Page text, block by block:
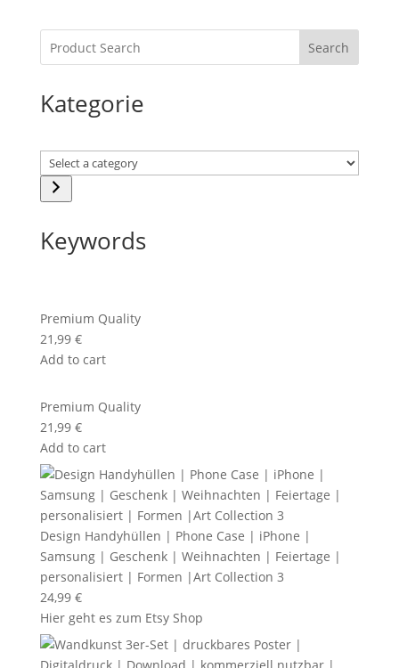
Search
Kategorie
Select
a
category
Keywords
Premium Quality
21,99 €
Add to cart
Premium Quality
21,99 €
Add to cart
Design Handyhüllen | Phone Case | iPhone |
Samsung | Geschenk | Weihnachten | Feiertage |
personalisiert | Formen |Art Collection 3
24,99 €
Hier geht es zum Etsy Shop